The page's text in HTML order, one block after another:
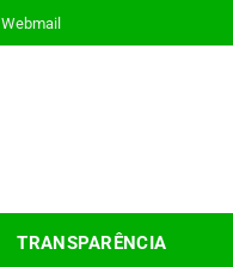
Webmail
TRANSPARÊNCIA